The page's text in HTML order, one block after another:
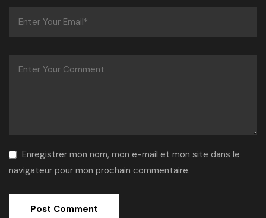
Enregistrer mon nom, mon e-mail et mon site dans le
navigateur pour mon prochain commentaire.